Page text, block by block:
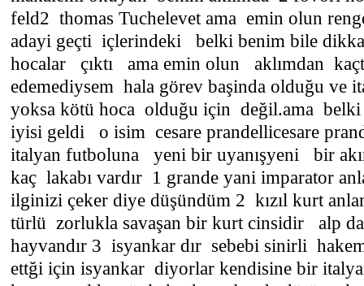
fel­d2 thomas Tuc­helevet ama emin olun
adayi geçti içlerindeki belki benim bile
hocalar çıktı ama emin olun aklımdan
edemediysem hala görev başinda olduğu ve
yoksa kötü hoca olduğu için değil.ama
iyisi geldi o isim cesare prandellicesare
italyan futboluna yeni bir uyanışyeni bir
kaç lakabı vardır 1 grande yani imparator
ilginizi çeker diye düşündüm 2 kızıl kurt
türlü zorlukla savaşan bir kurt cinsidir alp
hayvandır 3 isyankar dır sebebi sinirli
ettği için isyankar diyorlar kendisine bir